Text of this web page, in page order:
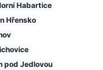
Habartice
Hřensko
pod Jedlovou